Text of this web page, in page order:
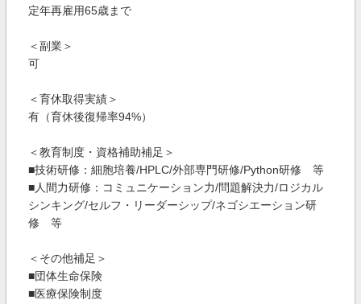
定年再雇用65歳まで
＜副業＞
可
＜育休取得実績＞
有（育休後復帰率94%）
＜教育制度・資格補助補足＞
■技術研修：細胞培養/HPLC/外部専門研修/Python研修 等
■人間力研修：コミュニケーション力/問題解決力/ロジカル
シンキング/セルフ・リーダーシップ/ネゴシエーション研
修 等
＜その他補足＞
■団体生命保険
■医療保険制度